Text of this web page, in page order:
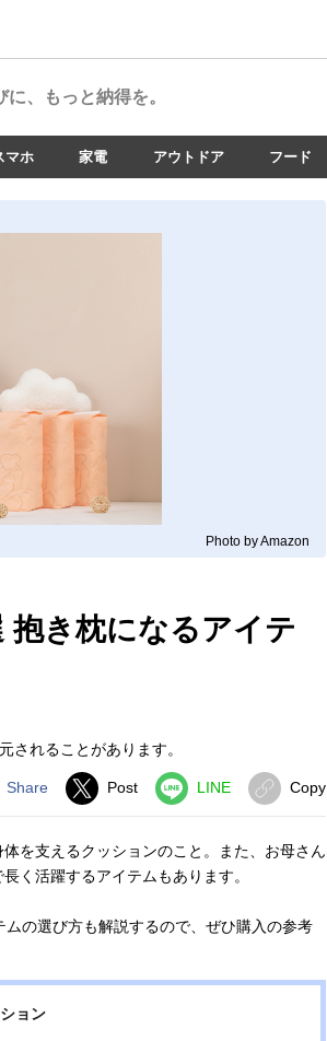
に、もっと納得を。
マホ 家電 アウトドア フード
Photo by Amazon
き枕になるアイテ
れることがあります。
Share Post LINE Copy
を支えるクッションのこと。また、お母さん
く活躍するアイテムもあります。
の選び方も解説するので、ぜひ購入の参考
ョン